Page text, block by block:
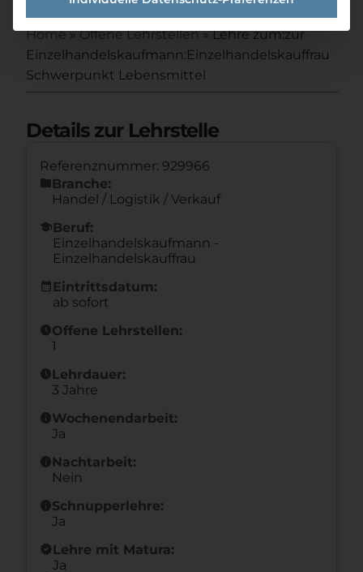
Home»Offene Lehrstellen»Lehre zum:zur
Einzelhandelskaufmann:Einzelhandelskauffrau
Schwerpunkt Lebensmittel
Details zur Lehrstelle
Referenznummer: 929966
folderBranche:
Handel / Logistik / Verkauf
schoolBeruf:
Einzelhandelskaufmann -
Einzelhandelskauffrau
calendar_month Eintrittsdatum:
ab sofort
scheduleOffene Lehrstellen:
1
scheduleLehrdauer:
3 Jahre
infoWochenendarbeit:
Ja
infoNachtarbeit:
Nein
infoSchnupperlehre:
Ja
new_releasesLehre mit Matura:
Ja